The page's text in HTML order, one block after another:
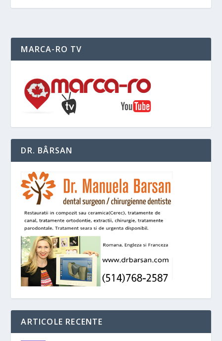
MARCA-RO TV
DR. BÂRSAN
ARTICOLE RECENTE